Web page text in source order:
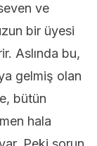
ve
bir üyesi
Aslında bu,
gelmiş olan
bütün
hala